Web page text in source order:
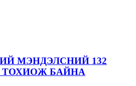
МЭНДЭЛСНИЙ 132
БАЙНА